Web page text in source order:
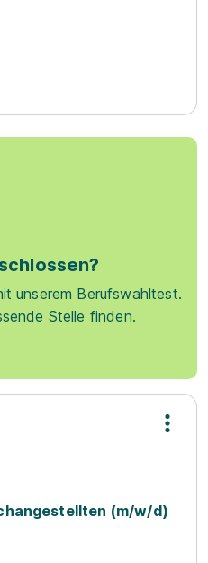
unserem Berufswahltest.
Stelle finden.
(m/w/d)